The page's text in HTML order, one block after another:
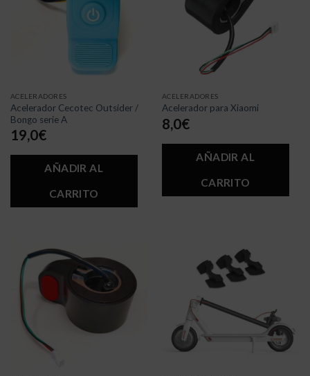
ACELERADORES
Acelerador Cecotec Outsider /
Bongo serie A
19,0€
AÑADIR AL
CARRITO
ACELERADORES
Acelerador para Xiaomi
8,0€
AÑADIR AL
CARRITO